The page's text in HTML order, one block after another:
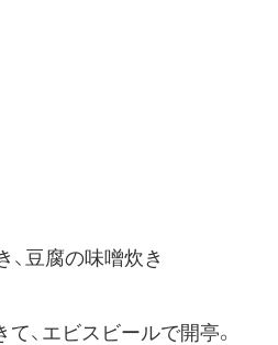
、豆腐の味噌炊き
、エビスビールで開亭。